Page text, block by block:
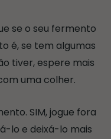
se o seu fermento
é, se tem algumas
tiver, espere mais
uma colher.
SIM, jogue fora
lo e deixá-lo mais